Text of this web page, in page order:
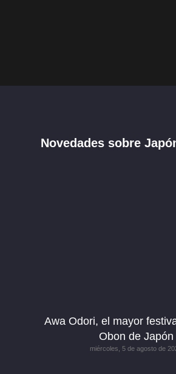
Novedades sobre
Awa Odori, el mayor
Obon de Japón
miércoles, 5 de agosto de